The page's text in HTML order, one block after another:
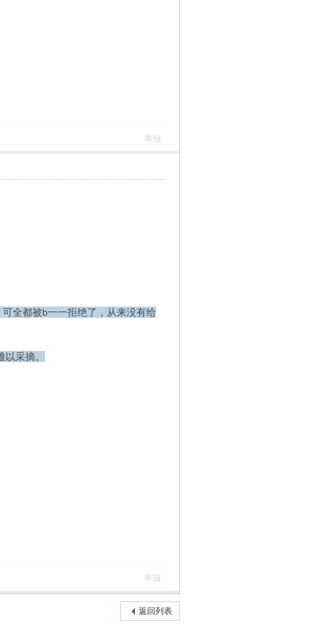
举报
全都被b一一拒绝了，从来没有给
采摘。
举报
返回列表